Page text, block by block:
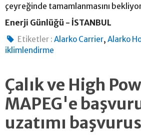
çeyreğinde tamamlanmasını
Enerji Günlüğü - İSTANBUL
Etiketler : Alarko Carrier,Alarko
iklimlendirme
Çalık ve High
MAPEG'e
uzatımı